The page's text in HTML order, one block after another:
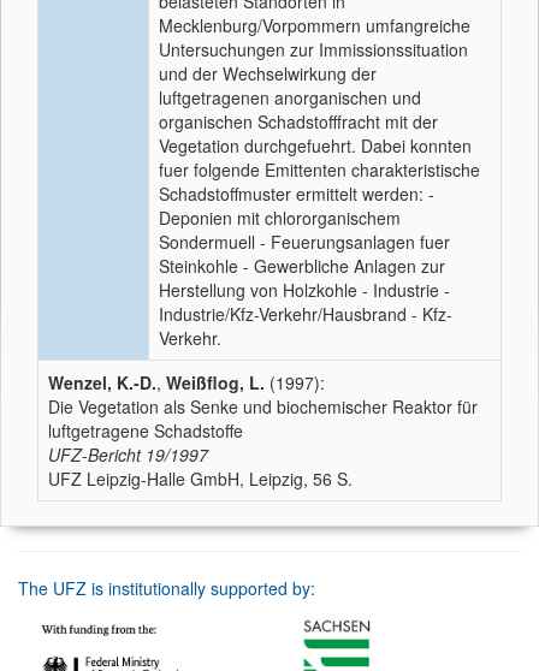
Mecklenburg/Vorpommern umfangreiche
Untersuchungen zur Immissionssituation
und der Wechselwirkung der
luftgetragenen anorganischen und
organischen Schadstofffracht mit der
Vegetation durchgefuehrt. Dabei konnten
fuer folgende Emittenten charakteristische
Schadstoffmuster ermittelt werden: -
Deponien mit chlororganischem
Sondermuell - Feuerungsanlagen fuer
Steinkohle - Gewerbliche Anlagen zur
Herstellung von Holzkohle - Industrie -
Industrie/Kfz-Verkehr/Hausbrand - Kfz-
Verkehr.
Wenzel, K.-D., Weißflog, L. (1997):
Die Vegetation als Senke und biochemischer Reaktor für
luftgetragene Schadstoffe
UFZ-Bericht 19/1997
UFZ Leipzig-Halle GmbH, Leipzig, 56 S.
The UFZ is institutionally supported by: